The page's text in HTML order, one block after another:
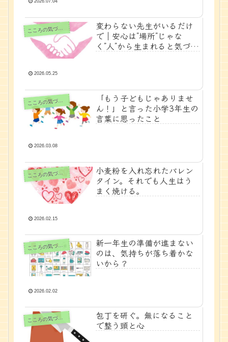
2026.07.04
こころの気づきノート
変わらない先生がいるだけ
で｜安心は”場所”じゃな
く”人”から生まれると気づい
2026.05.25
こころの気づきノート
「もう子どもじゃありませ
ん！」と言った小学3年生の
言葉に思ったこと
2026.03.08
こころの気づきノート
小麦粉を入れ忘れたバレン
タイン。それでも人生はう
まく焼ける。
2026.02.15
こころの気づきノート
新一年生の準備が進まない
のは、気持ちが落ち着かな
いから？
2026.02.02
こころの気づきノート
包丁を研ぐ。無になること
で整う頭と心